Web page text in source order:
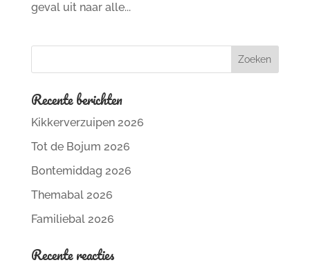
geval uit naar alle...
Recente berichten
Kikkerverzuipen 2026
Tot de Bojum 2026
Bontemiddag 2026
Themabal 2026
Familiebal 2026
Recente reacties